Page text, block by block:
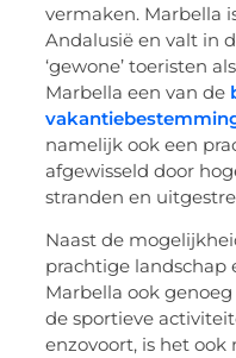
vermaken. Marbella
Andalusië en valt in
‘gewone’ toeristen
Marbella een van de
namelijk ook een
afgewisseld door
stranden en
Naast de
prachtige landschap
Marbella ook
de sportieve
enzovoort, is het